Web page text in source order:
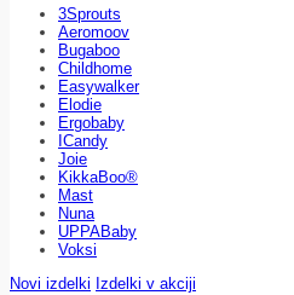
3Sprouts
Aeromoov
Bugaboo
Childhome
Easywalker
Elodie
Ergobaby
ICandy
Joie
KikkaBoo®
Mast
Nuna
UPPABaby
Voksi
Novi izdelki Izdelki v akciji